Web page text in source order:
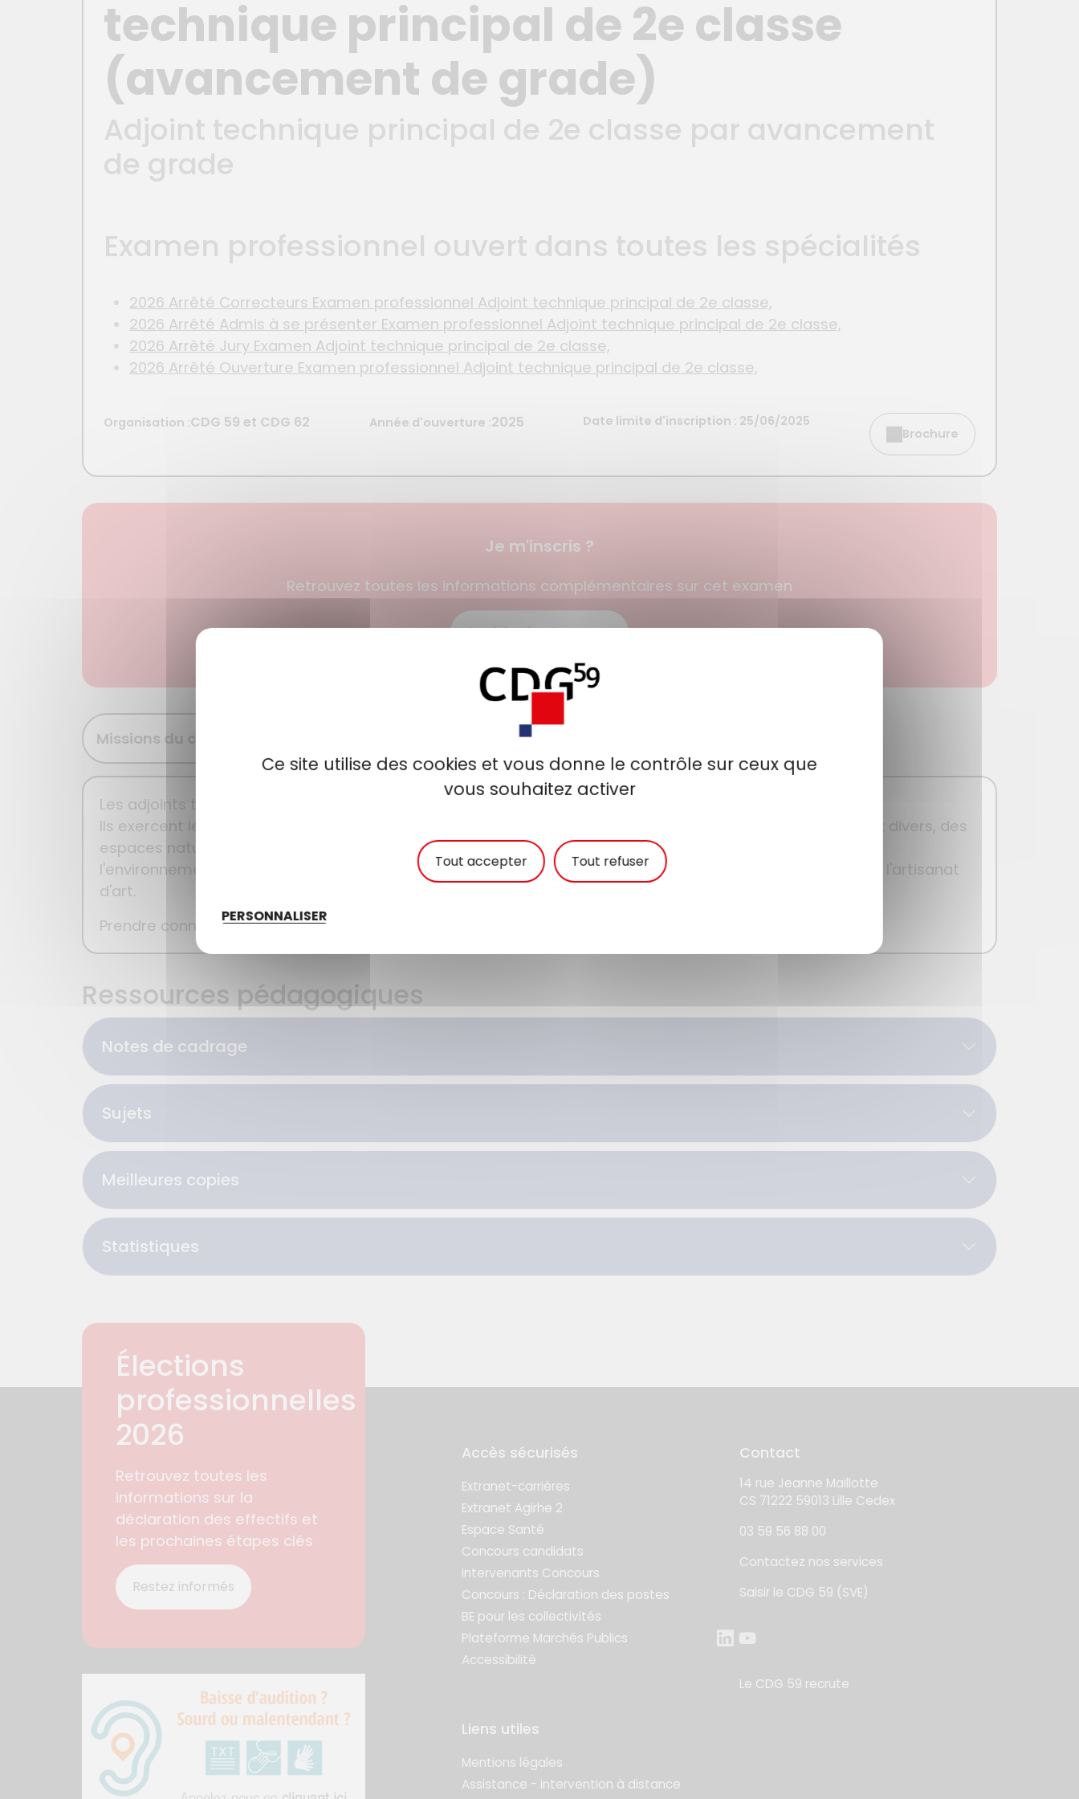
technique principal de 2e classe
(avancement de grade)
Adjoint technique principal de 2e classe par avancement
de grade
Examen professionnel ouvert dans toutes les spécialités
2026 Arrêté Correcteurs Examen professionnel Adjoint technique principal de 2e classe,
2026 Arrêté Admis à se présenter Examen professionnel Adjoint technique principal de 2e classe,
2026 Arrêté Jury Examen Adjoint technique principal de 2e classe,
2026 Arrêté Ouverture Examen professionnel Adjoint technique principal de 2e classe,
Organisation :CDG 59 et CDG 62 Année d'ouverture :2025
Date limite d'inscription : 25/06/2025
Brochure
Je m'inscris ?
Retrouvez toutes les informations complémentaires sur cet examen
Accédez à cet examen
Missions du cadre d'emplois Épreuves
Les adjoints techniques territoriaux sont chargés de tâches techniques d'exécution.
Ils exercent leurs fonctions dans les domaines du bâtiment, des travaux publics, de la voirie et des réseaux divers, des
espaces naturels et des espaces verts, de la mécanique et de l'électromécanique, de la restauration, de
l'environnement et de l'hygiène, de la logistique et de la sécurité, de la communication et du spectacle, de l'artisanat
d'art.
Prendre connaissance de l'intégralité des missions dans la
Ressources pédagogiques
Notes de cadrage
Sujets
Meilleures copies
Statistiques
Élections
professionnelles
2026
Retrouvez toutes les
informations sur la
déclaration des effectifs et
les prochaines étapes clés
Restez informés
Accès sécurisés
Extranet-carrières
Extranet Agirhe 2
Espace Santé
Concours candidats
Intervenants Concours
Concours : Déclaration des postes
BE pour les collectivités
Plateforme Marchés Publics
Accessibilité
Liens utiles
Mentions légales
Assistance - intervention à distance
Contact
14 rue Jeanne Maillotte
CS 71222 59013 Lille Cedex
03 59 56 88 00
Contactez nos services
Saisir le CDG 59 (SVE)
Le CDG 59 recrute
Ce site utilise des cookies et vous donne le contrôle sur ceux que
vous souhaitez activer
Tout accepter Tout refuser
PERSONNALISER